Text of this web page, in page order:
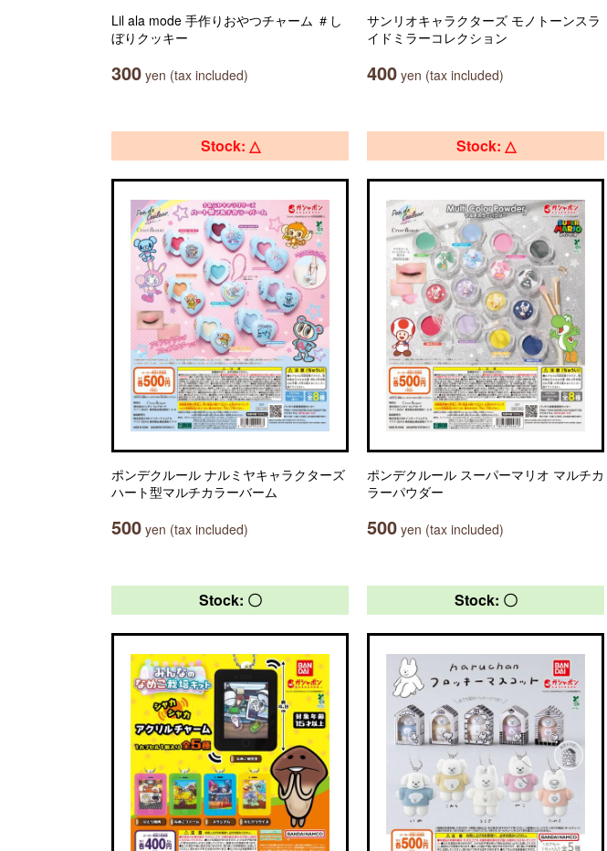
Lil ala mode 手作りおやつチャーム ＃し
ぼりクッキー
300 yen (tax included)
サンリオキャラクターズ モノトーンスラ
イドミラーコレクション
400 yen (tax included)
Stock: △
ポンデクルール ナルミヤキャラクターズ
ハート型マルチカラーバーム
500 yen (tax included)
Stock: △
ポンデクルール スーパーマリオ マルチカ
ラーパウダー
500 yen (tax included)
Stock: 〇 Stock: 〇